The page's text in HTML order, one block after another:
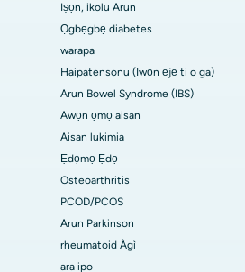
Iṣọn, ikolu Arun
Ọgbẹgbẹ diabetes
warapa
Haipatensonu (Iwọn ẹjẹ ti o ga)
Arun Bowel Syndrome (IBS)
Awọn ọmọ aisan
Aisan lukimia
Ẹdọmọ Ẹdọ
Osteoarthritis
PCOD/PCOS
Arun Parkinson
rheumatoid Àgì
ara ipo